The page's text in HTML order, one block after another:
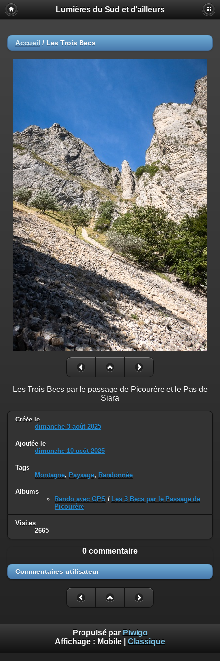
Lumières du Sud et d'ailleurs
Accueil / Les Trois Becs
Les Trois Becs par le passage de Picourère et le Pas de
Siara
Créée le
dimanche 3 août 2025
Ajoutée le
dimanche 10 août 2025
Tags
Montagne, Paysage, Randonnée
Albums
Rando avec GPS / Les 3 Becs par le Passage de
Picourère
Visites
2665
0 commentaire
Commentaires utilisateur
Propulsé par Piwigo
Affichage : Mobile Classique